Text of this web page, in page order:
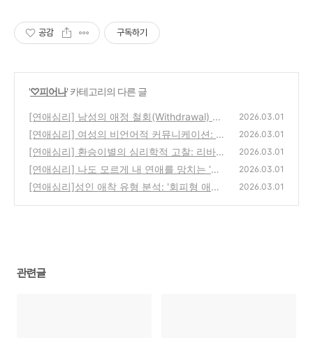
공감 구독하기
'♡피어나' 카테고리의 다른 글
[연애심리] 남성의 애정 철회(Withdrawal) 메
커니즘: 매력을 반감시키는 심리적 요인들
2026.03.01
[연애심리] 여성의 비언어적 커뮤니케이션: 심
리학으로 분석한 '간접 화법'의 이유
(0)
2026.03.01
[연애심리] 환승이별의 심리학적 고찰: 리바운
드 관계의 유효기간과 방어기제
(0)
2026.03.01
[연애심리] 나도 모르게 내 연애를 망치는 ‘자
존감 도둑’ 습관 3가지
(0)
2026.03.01
[연애심리]성인 애착 유형 분석: '회피형 애
2026.03.01
관련글